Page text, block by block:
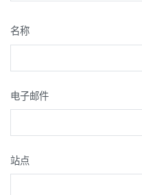
名称
电子邮件
站点